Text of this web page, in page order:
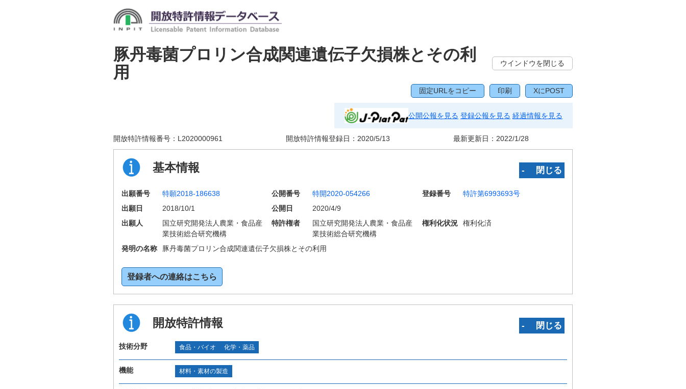
豚丹毒菌プロリン合成関連遺伝子欠損株とその利
用
ウインドウを閉じる
固定URLをコピー 印刷 XにPOST
公開公報を見る 登録公報を見る 経過情報を見る
開放特許情報番号： L2020000961 開放特許情報登録日： 2020/5/13 最新更新日： 2022/1/28
基本情報 ‐ 閉じる
出願番号 特願2018-186638 公開番号 特開2020-054266 登録番号
特許第6993693号
出願日
2018/10/1 公開日
2020/4/9
出願人
国立研究開発法人農業・食品産
業技術総合研究機構
特許権者
国立研究開発法人農業・食品産
業技術総合研究機構
権利化状況 権利化済
発明の名称 豚丹毒菌プロリン合成関連遺伝子欠損株とその利用
登録者への連絡はこちら
開放特許情報 ‐ 閉じる
技術分野 食品・バイオ 化学・薬品
機能 材料・素材の製造